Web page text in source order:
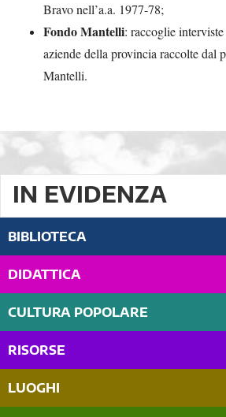
Bravo nell’a.a. 1977-78;
Fondo Mantelli: raccoglie
aziende della provincia raccolte dal
Mantelli.
IN EVIDENZA
BIBLIOTECA
DIDATTICA
CULTURA POPOLARE
RISORSE
LUOGHI